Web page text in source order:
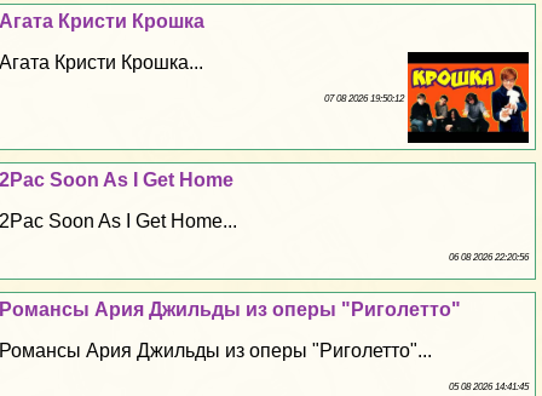
Агата Кристи Крошка
Агата Кристи Крошка...
07 08 2026 19:50:12
2Pac Soon As I Get Home
2Pac Soon As I Get Home...
06 08 2026 22:20:56
Романсы Ария Джильды из оперы "Риголетто"
Романсы Ария Джильды из оперы "Риголетто"...
05 08 2026 14:41:45